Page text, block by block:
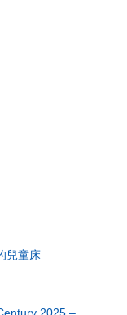
兒童床